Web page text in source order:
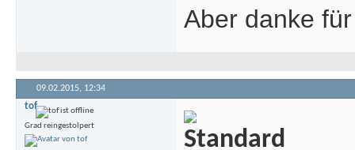
Aber danke
09.02.2015, 12:34
tof
Grad reingestolpert